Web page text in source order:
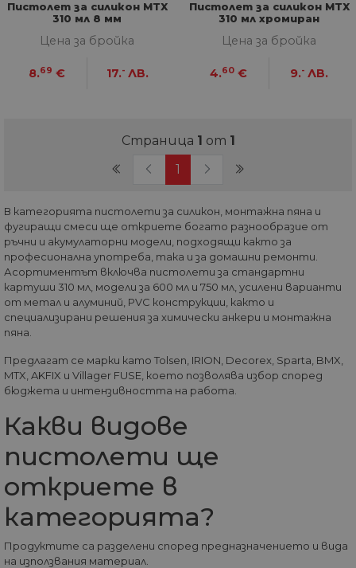
Пистолет за силикон MTX
310 мл 8 мм
Цена за бройка
8.69 € 17.- ЛВ.
Пистолет за силикон MTX
310 мл хромиран
Цена за бройка
4.60 € 9.- ЛВ.
Страница 1 от 1
1
(current)
В категорията пистолети за силикон, монтажна пяна и
фугиращи смеси ще откриете богато разнообразие от
ръчни и акумулаторни модели, подходящи както за
професионална употреба, така и за домашни ремонти.
Асортиментът включва пистолети за стандартни
картуши 310 мл, модели за 600 мл и 750 мл, усилени варианти
от метал и алуминий, PVC конструкции, както и
специализирани решения за химически анкери и монтажна
пяна.
Предлагат се марки като Tolsen, IRION, Decorex, Sparta, BMX,
MTX, AKFIX и Villager FUSE, което позволява избор според
бюджета и интензивността на работа.
Какви видове
пистолети ще
откриете в
категорията?
Продуктите са разделени според предназначението и вида
на използвания материал.
НЕКЛАСИФИЦИРАНИ
Некласифицирани
Строго необходимите бисквитки позволяват
основната функционалност на уебсайта, като
акаунта. Уебсайтът не може да се използва
правилно без строго необходими бисквитки.
Доставчик/
Домейн
до
Cloudflare
Inc.
.onesignal.com
минути
секунди
G_ENABLED_IDPS
VISITOR_PRIVACY_METADATA
Google Privacy Policy